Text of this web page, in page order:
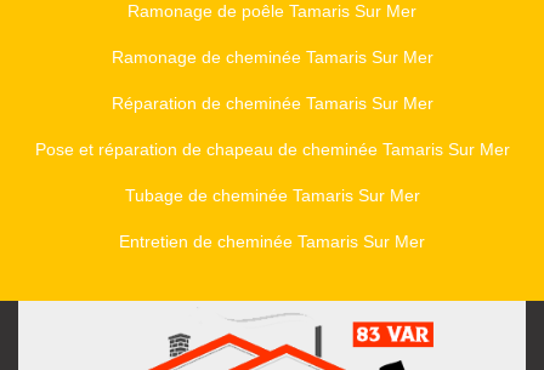
Ramonage de poêle Tamaris Sur Mer
Ramonage de cheminée Tamaris Sur Mer
Réparation de cheminée Tamaris Sur Mer
Pose et réparation de chapeau de cheminée Tamaris Sur Mer
Tubage de cheminée Tamaris Sur Mer
Entretien de cheminée Tamaris Sur Mer